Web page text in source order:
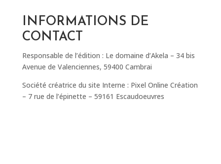
INFORMATIONS DE
CONTACT
Responsable de l’édition : Le domaine d’Akela – 34 bis
Avenue de Valenciennes, 59400 Cambrai
Société créatrice du site Interne : Pixel Online Création
– 7 rue de l’épinette – 59161 Escaudoeuvres